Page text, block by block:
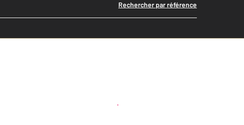
Rechercher par référence
Créer une alerte